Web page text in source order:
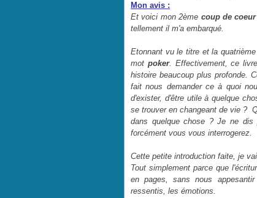
Mon avis :
Et voici mon 2ème coup de coeur
tellement il m'a embarqué.
Etonnant vu le titre et la
mot poker. Effectivement, ce
histoire beaucoup plus profonde.
fait nous demander ce à quoi
d'exister, d'être utile à quelque
se trouver en changeant de vie ?
dans quelque chose ? Je ne
forcément vous vous interrogerez.
Cette petite introduction faite, je
Tout simplement parce que
en pages, sans nous
ressentis, les émotions.